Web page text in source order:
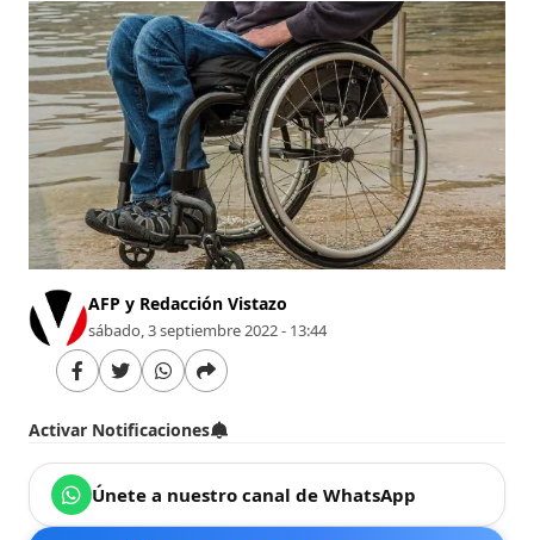
AFP y Redacción Vistazo
sábado, 3 septiembre 2022 - 13:44
Activar Notificaciones
Únete a nuestro canal de WhatsApp